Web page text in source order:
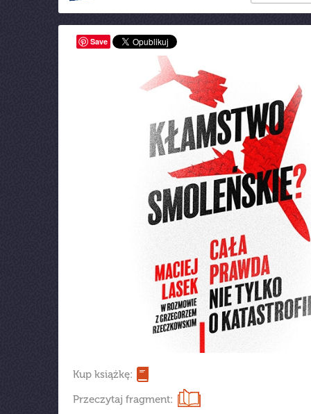
Save
Kup książkę:
Przeczytaj fragment: